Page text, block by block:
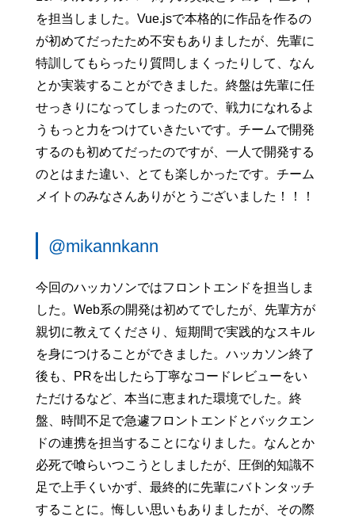
を担当しました。Vue.jsで本格的に作品を作るの
が初めてだったため不安もありましたが、先輩に
特訓してもらったり質問しまくったりして、なん
とか実装することができました。終盤は先輩に任
せっきりになってしまったので、戦力になれるよ
うもっと力をつけていきたいです。チームで開発
するのも初めてだったのですが、一人で開発する
のとはまた違い、とても楽しかったです。チーム
メイトのみなさんありがとうございました！！！
@mikannkann
今回のハッカソンではフロントエンドを担当しま
した。Web系の開発は初めてでしたが、先輩方が
親切に教えてくださり、短期間で実践的なスキル
を身につけることができました。ハッカソン終了
後も、PRを出したら丁寧なコードレビューをい
ただけるなど、本当に恵まれた環境でした。終
盤、時間不足で急遽フロントエンドとバックエン
ドの連携を担当することになりました。なんとか
必死で喰らいつこうとしましたが、圧倒的知識不
足で上手くいかず、最終的に先輩にバトンタッチ
することに。悔しい思いもありましたが、その際